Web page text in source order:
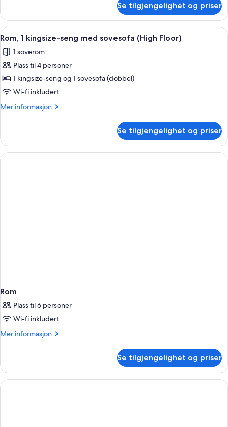
Floor
with
Sofa
Bed)
(2
Queen
Beds
Floor
with
Bed)
Se tilgjengelighet og priser
Åpne
alle
bildene
av
Rom,
1
kingsize-
sovesofa
(High
Floor)
Skrivebord, blendingsgardiner,
5
Rom, 1 kingsize-seng med sovesofa (High Floor)
1 soverom
Plass til 4 personer
1 kingsize-seng og 1 sovesofa (dobbel)
Wi-fi inkludert
Mer informasjon
Mer
1
kingsize-
seng
Se tilgjengelighet og priser
Rom
Plass til 6 personer
Wi-fi inkludert
Mer informasjon
Mer
Se tilgjengelighet og priser